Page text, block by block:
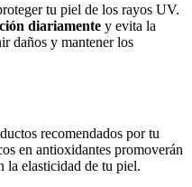
tu piel de los rayos UV.
diariamente y evita la
daños y mantener los
recomendados por tu
en antioxidantes promoverán
la elasticidad de tu piel.